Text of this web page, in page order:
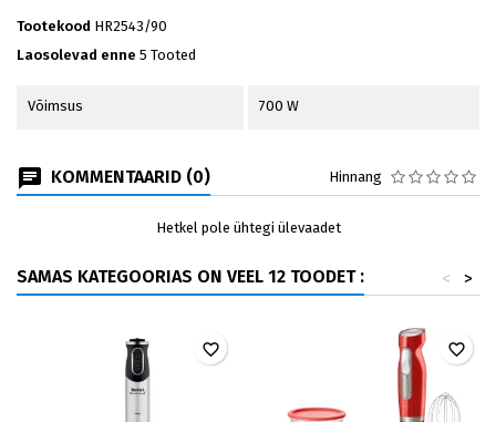
Tootekood HR2543/90
Laosolevad enne 5 Tooted
Võimsus 700 W
KOMMENTAARID (0) Hinnang
Hetkel pole ühtegi ülevaadet
SAMAS KATEGOORIAS ON VEEL 12 TOODET : >
<
favorite_border favorite_border